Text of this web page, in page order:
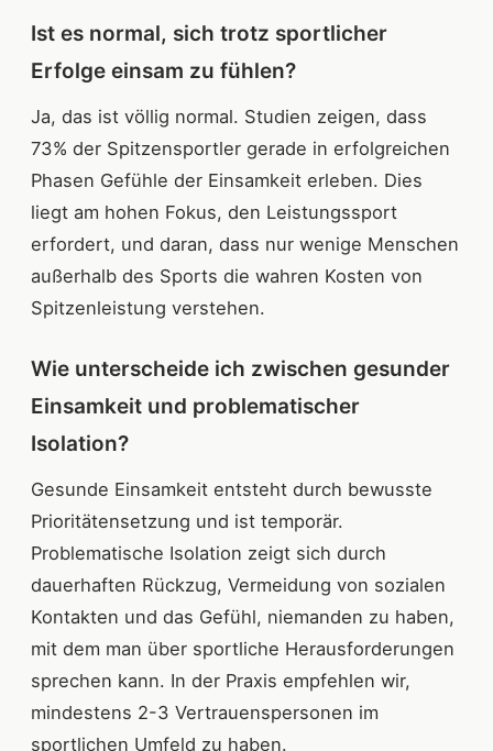
Ist es normal, sich trotz sportlicher
Erfolge einsam zu fühlen?
Ja, das ist völlig normal. Studien zeigen, dass
73% der Spitzensportler gerade in erfolgreichen
Phasen Gefühle der Einsamkeit erleben. Dies
liegt am hohen Fokus, den Leistungssport
erfordert, und daran, dass nur wenige Menschen
außerhalb des Sports die wahren Kosten von
Spitzenleistung verstehen.
Wie unterscheide ich zwischen gesunder
Einsamkeit und problematischer
Isolation?
Gesunde Einsamkeit entsteht durch bewusste
Prioritätensetzung und ist temporär.
Problematische Isolation zeigt sich durch
dauerhaften Rückzug, Vermeidung von sozialen
Kontakten und das Gefühl, niemanden zu haben,
mit dem man über sportliche Herausforderungen
sprechen kann. In der Praxis empfehlen wir,
mindestens 2-3 Vertrauenspersonen im
sportlichen Umfeld zu haben.